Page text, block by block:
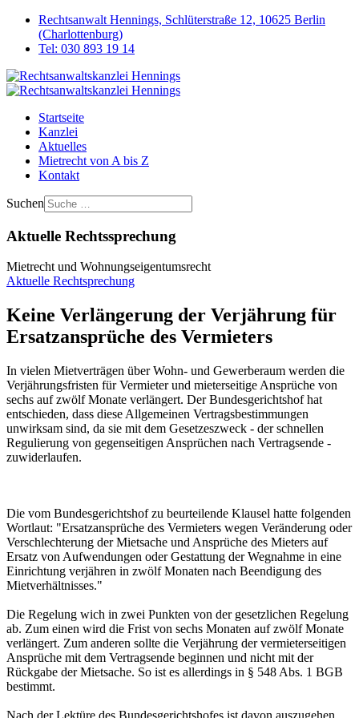
Rechtsanwalt Hennings, Schlüterstraße 12, 10625 Berlin
(Charlottenburg)
Tel: 030 893 19 14
Startseite
Kanzlei
Aktuelles
Mietrecht von A bis Z
Kontakt
Suchen
Aktuelle Rechtssprechung
Mietrecht und Wohnungseigentumsrecht
Aktuelle Rechtsprechung
Keine Verlängerung der Verjährung für
Ersatzansprüche des Vermieters
In vielen Mietverträgen über Wohn- und Gewerberaum werden die
Verjährungsfristen für Vermieter und mieterseitige Ansprüche von
sechs auf zwölf Monate verlängert. Der Bundesgerichtshof hat
entschieden, dass diese Allgemeinen Vertragsbestimmungen
unwirksam sind, da sie mit dem Gesetzeszweck - der schnellen
Regulierung von gegenseitigen Ansprüchen nach Vertragsende -
zuwiderlaufen.
Die vom Bundesgerichtshof zu beurteilende Klausel hatte folgenden
Wortlaut: "Ersatzansprüche des Vermieters wegen Veränderung oder
Verschlechterung der Mietsache und Ansprüche des Mieters auf
Ersatz von Aufwendungen oder Gestattung der Wegnahme in eine
Einrichtung verjähren in zwölf Monaten nach Beendigung des
Mietverhältnisses."
Die Regelung wich in zwei Punkten von der gesetzlichen Regelung
ab. Zum einen wird die Frist von sechs Monaten auf zwölf Monate
verlängert. Zum anderen sollte die Verjährung der vermieterseitigen
Ansprüche mit dem Vertragsende beginnen und nicht mit der
Rückgabe der Mietsache. So ist es allerdings in § 548 Abs. 1 BGB
bestimmt.